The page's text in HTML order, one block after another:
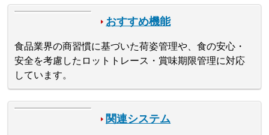
おすすめ機能
食品業界の商習慣に基づいた荷姿管理や、食の安心・
安全を考慮したロットトレース・賞味期限管理に対応
しています。
関連システム